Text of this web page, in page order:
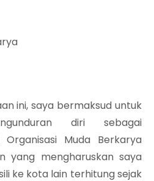
ini, saya bermaksud untuk
diri sebagai
Muda Berkarya
yang mengharuskan saya
ke kota lain terhitung sejak